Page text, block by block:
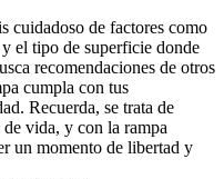
cuidadoso de factores como
el tipo de superficie donde
recomendaciones de otros
cumpla con tus
Recuerda, se trata de
vida, y con la rampa
un momento de libertad y